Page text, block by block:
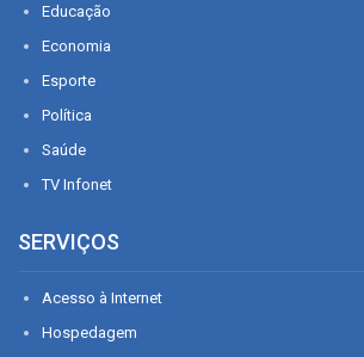
Educação
Economia
Esporte
Política
Saúde
TV Infonet
SERVIÇOS
Acesso à Internet
Hospedagem